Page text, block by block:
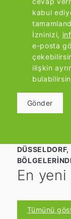
kabul
İzninizi,
e-posta
ilişkin
Gönder
En
Tümünü